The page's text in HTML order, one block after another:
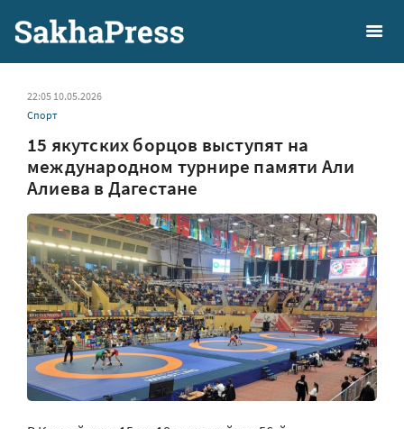
22:05 10.05.2026
Спорт
15 якутских борцов выступят на
международном турнире памяти Али
Алиева в Дагестане